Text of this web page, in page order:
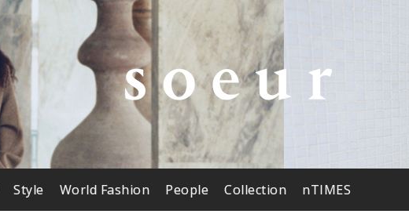
Style World Fashion People Collection nTIMES